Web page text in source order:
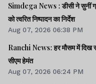
Simdega News : डीसी ने सुनीं
को त्वरित निष्पादन का निर्देश
Aug 07, 2026 06:38 PM
Ranchi News: हर मौसम में दिख
सीएम हेमंत
Aug 07, 2026 06:24 PM